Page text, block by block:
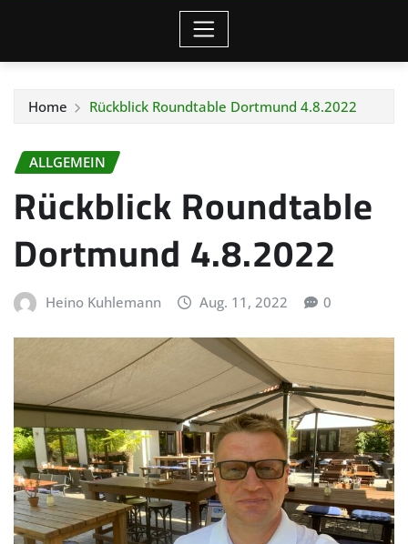
Home Rückblick Roundtable Dortmund 4.8.2022
ALLGEMEIN
Rückblick Roundtable
Dortmund 4.8.2022
Heino Kuhlemann Aug. 11, 2022 0